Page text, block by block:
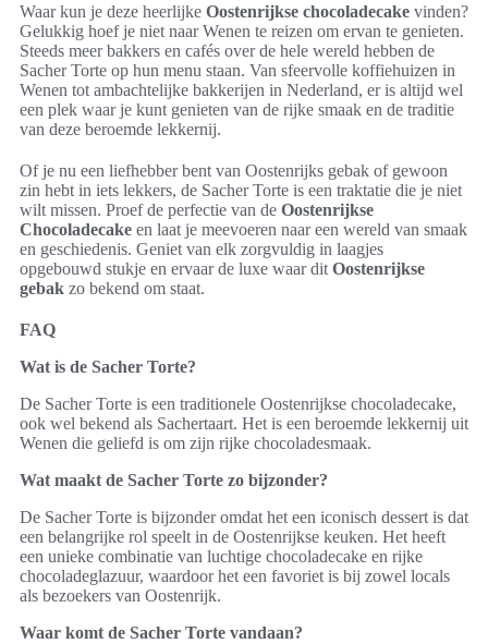
Waar kun je deze heerlijke Oostenrijkse chocoladecake vinden?
Gelukkig hoef je niet naar Wenen te reizen om ervan te genieten.
Steeds meer bakkers en cafés over de hele wereld hebben de
Sacher Torte op hun menu staan. Van sfeervolle koffiehuizen in
Wenen tot ambachtelijke bakkerijen in Nederland, er is altijd wel
een plek waar je kunt genieten van de rijke smaak en de traditie
van deze beroemde lekkernij.
Of je nu een liefhebber bent van Oostenrijks gebak of gewoon
zin hebt in iets lekkers, de Sacher Torte is een traktatie die je niet
wilt missen. Proef de perfectie van de Oostenrijkse
Chocoladecake en laat je meevoeren naar een wereld van smaak
en geschiedenis. Geniet van elk zorgvuldig in laagjes
opgebouwd stukje en ervaar de luxe waar dit Oostenrijkse
gebak zo bekend om staat.
FAQ
Wat is de Sacher Torte?
De Sacher Torte is een traditionele Oostenrijkse chocoladecake,
ook wel bekend als Sachertaart. Het is een beroemde lekkernij uit
Wenen die geliefd is om zijn rijke chocoladesmaak.
Wat maakt de Sacher Torte zo bijzonder?
De Sacher Torte is bijzonder omdat het een iconisch dessert is dat
een belangrijke rol speelt in de Oostenrijkse keuken. Het heeft
een unieke combinatie van luchtige chocoladecake en rijke
chocoladeglazuur, waardoor het een favoriet is bij zowel locals
als bezoekers van Oostenrijk.
Waar komt de Sacher Torte vandaan?